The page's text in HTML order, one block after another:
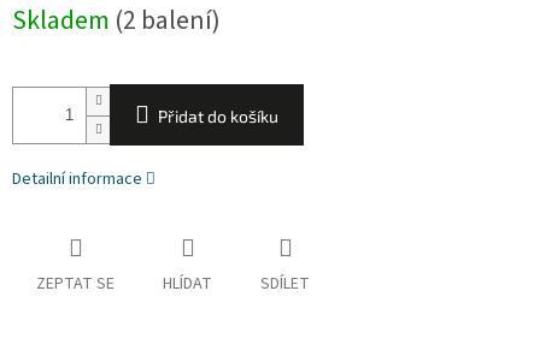
Skladem (2 balení)
Přidat do košíku
Detailní informace
ZEPTAT SE HLÍDAT SDÍLET